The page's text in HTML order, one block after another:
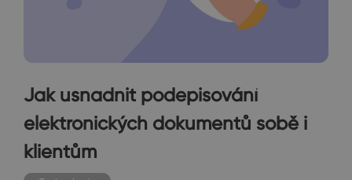
Jak usnadnit podepisování
elektronických dokumentů sobě i
klientům